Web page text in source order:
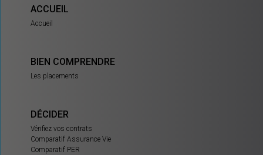
ACCUEIL
Accueil
BIEN COMPRENDRE
Les placements
DÉCIDER
Vérifiez vos contrats
Comparatif Assurance Vie
Comparatif PER